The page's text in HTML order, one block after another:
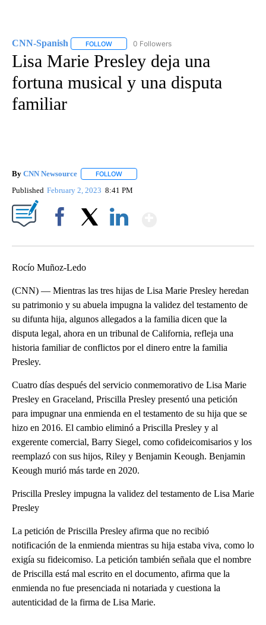
CNN-Spanish FOLLOW FOLLOW "CNN-SPANISH" TO RECEIVE
0 Followers
Lisa Marie Presley deja una
fortuna musical y una disputa
familiar
By CNN Newsource FOLLOW
Published February 2, 2023 8:41 PM
Rocío Muñoz-Ledo
(CNN) — Mientras las tres hijas de Lisa Marie Presley heredan
su patrimonio y su abuela impugna la validez del testamento de
su difunta hija, algunos allegados a la familia dicen que la
disputa legal, ahora en un tribunal de California, refleja una
historia familiar de conflictos por el dinero entre la familia
Presley.
Cuatro días después del servicio conmemorativo de Lisa Marie
Presley en Graceland, Priscilla Presley presentó una petición
para impugnar una enmienda en el testamento de su hija que se
hizo en 2016. El cambio eliminó a Priscilla Presley y al
exgerente comercial, Barry Siegel, como cofideicomisarios y los
reemplazó con sus hijos, Riley y Benjamin Keough. Benjamin
Keough murió más tarde en 2020.
Priscilla Presley impugna la validez del testamento de Lisa Marie
Presley
La petición de Priscilla Presley afirma que no recibió
notificación de la enmienda mientras su hija estaba viva, como lo
exigía su fideicomiso. La petición también señala que el nombre
de Priscilla está mal escrito en el documento, afirma que la
enmienda no fue presenciada ni notariada y cuestiona la
autenticidad de la firma de Lisa Marie.